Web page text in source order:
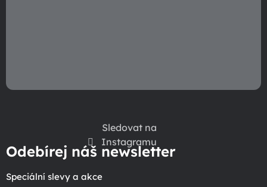
Sledovat na
Instagramu
Odebírej náš newsletter
Speciální slevy a akce